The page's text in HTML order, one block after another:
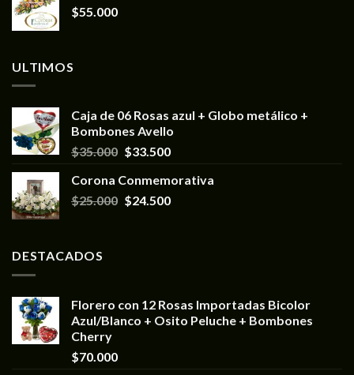
$55.000
ULTIMOS
Caja de 06 Rosas azul + Globo metálico +
Bombones Avello
$35.000 $33.500
Corona Conmemorativa
$25.000 $24.500
DESTACADOS
Florero con 12 Rosas Importadas Bicolor
Azul/Blanco + Osito Peluche + Bombones
Cherry
$70.000